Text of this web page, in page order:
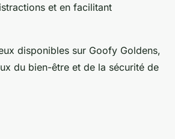
et en facilitant
disponibles sur Goofy Goldens,
du bien-être et de la sécurité de